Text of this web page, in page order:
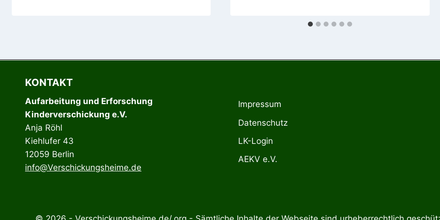
KONTAKT
Aufarbeitung und Erforschung
Kinderverschickung e.V.
Anja Röhl
Kiehlufer 43
12059 Berlin
info@Verschickungsheime.de
Impressum
Datenschutz
LK-Login
AEKV e.V.